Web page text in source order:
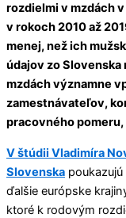
rozdielmi v mzdách
v rokoch 2010 až
menej, než ich
údajov zo Slovenska
mzdách významne
zamestnávateľov,
pracovného
V štúdii Vladimíra
Slovenska
ďalšie európske
ktoré k rodovým